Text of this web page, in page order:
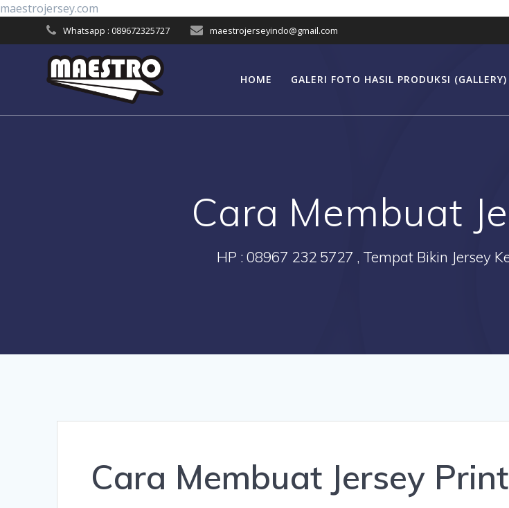
maestrojersey.com
content
Whatsapp : 089672325727 maestrojerseyindo@gmail.com
HOME GALERI FOTO HASIL PRODUKSI (GALLERY)
Cara Membuat
HP : 08967 232 5727 , Tempat Bikin Jersey
Cara Membuat Jersey